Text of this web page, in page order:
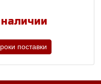
поставки